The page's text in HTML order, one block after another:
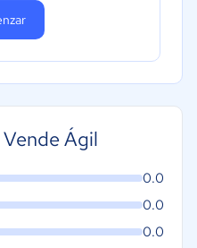
Ágil
0.0
0.0
0.0